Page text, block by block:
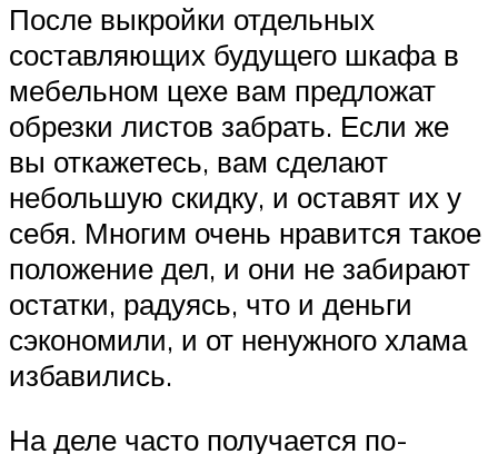
После выкройки отдельных
составляющих будущего шкафа в
мебельном цехе вам предложат
обрезки листов забрать. Если же
вы откажетесь, вам сделают
небольшую скидку, и оставят их у
себя. Многим очень нравится такое
положение дел, и они не забирают
остатки, радуясь, что и деньги
сэкономили, и от ненужного хлама
избавились.
На деле часто получается по-